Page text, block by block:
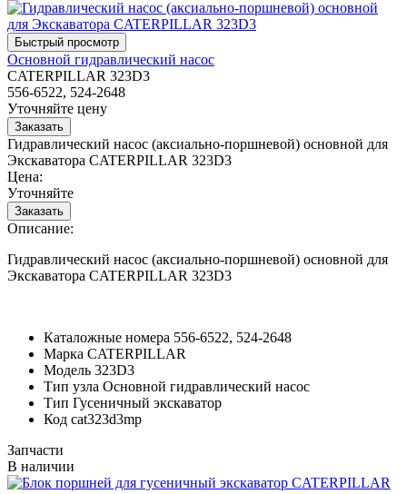
Основной гидравлический насос
CATERPILLAR 323D3
556-6522, 524-2648
Уточняйте цену
Гидравлический насос (аксиально-поршневой) основной для
Экскаватора CATERPILLAR 323D3
Цена:
Уточняйте
Описание:
Гидравлический насос (аксиально-поршневой) основной для
Экскаватора CATERPILLAR 323D3
Каталожные номера 556-6522, 524-2648
Марка CATERPILLAR
Модель 323D3
Тип узла Основной гидравлический насос
Тип Гусеничный экскаватор
Код cat323d3mp
Запчасти
В наличии